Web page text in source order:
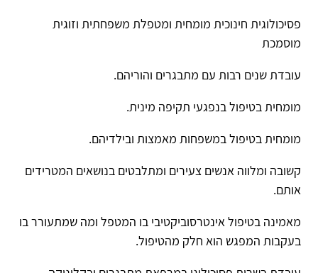
פסיכולוגית חינוכית מומחית ומטפלת משפחתית וזוגית
מוסמכת
עובדת שנים רבות עם מתבגרים והוריהם.
מומחית בטיפול בנפגעי תקיפה מינית.
מומחית בטיפול במשפחות מאמצות ובילדיהם.
קשובה ומלווה אנשים צעירים ומתלבטים בנושאים המטרידים
אותם.
מאמינה בטיפול אינטרסוביקטיבי בו המטפל ומה שמתעורר בו
בעקבות המפגש הוא חלק מהטיפול.